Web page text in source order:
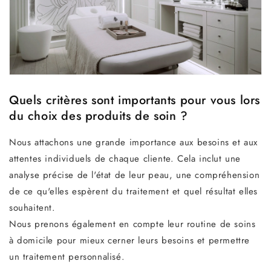
Quels critères sont importants pour vous lors
du choix des produits de soin ?
Nous attachons une grande importance aux besoins et aux
attentes individuels de chaque cliente. Cela inclut une
analyse précise de l'état de leur peau, une compréhension
de ce qu'elles espèrent du traitement et quel résultat elles
souhaitent.
Nous prenons également en compte leur routine de soins
à domicile pour mieux cerner leurs besoins et permettre
un traitement personnalisé.